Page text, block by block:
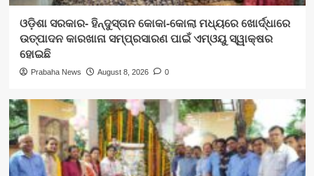
ଓଡ଼ିଶା ସରକାର- ହିନ୍ଦୁସ୍ତାନ କୋକା-କୋଲା ମଧ୍ୟରେ ଖୋର୍ଦ୍ଧାରେ
ଉତ୍ପାଦନ କାରଖାନା ସମ୍ପ୍ରସାରଣ ପାଇଁ ଏମ୍‌ଓୟୁ ସ୍ୱାକ୍ଷର
ହୋଇଛି
Prabaha News August 8, 2026 0